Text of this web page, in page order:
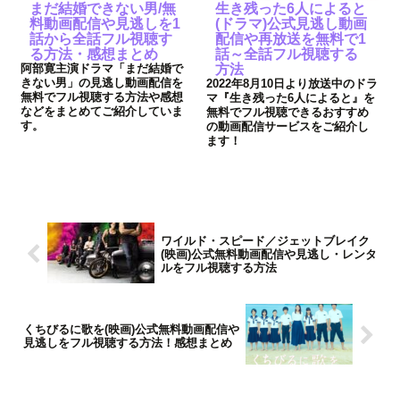
まだ結婚できない男/無
料動画配信や見逃しを1
話から全話フル視聴す
る方法・感想まとめ
阿部寛主演ドラマ「まだ結婚で
きない男」の見逃し動画配信を
無料でフル視聴する方法や感想
などをまとめてご紹介していま
す。
生き残った6人によると
(ドラマ)公式見逃し動画
配信や再放送を無料で1
話～全話フル視聴する
方法
2022年8月10日より放送中のドラ
マ『生き残った6人によると』を
無料でフル視聴できるおすすめ
の動画配信サービスをご紹介し
ます！
ワイルド・スピード／ジェットブレイク
(映画)公式無料動画配信や見逃し・レンタ
ルをフル視聴する方法
くちびるに歌を(映画)公式無料動画配信や
見逃しをフル視聴する方法！感想まとめ